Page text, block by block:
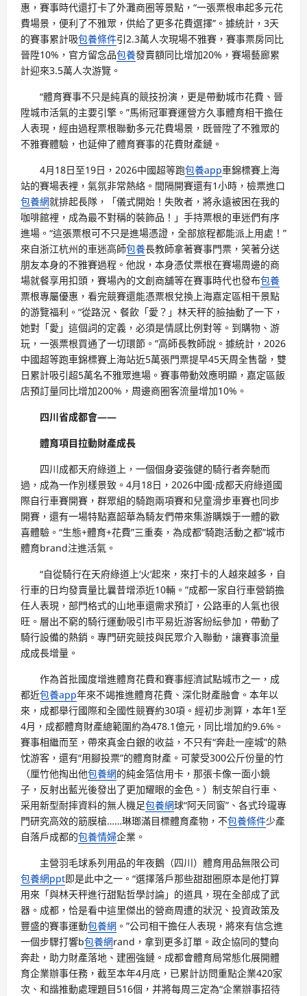
惠，賽事時代還打卡了外灘商圈等景點，“一張票根串起多元花
費場景，便利了不雅眾，供給了更多花費選擇”。據統計，3天
的賽事累計吸包養條件引2.3萬人次現場不雅賽，賽事票房同比
晉陞10%，官方留念品包養發賣額同比增加20%，賽場藝廊累
計迎來3.5萬人次游覽。
“體育賽事不只是純真的競技扮演，更是帶動城市花費、晉
陞城市活氣的主要引擎。”馬術冠軍賽運營方久事體育相干擔任
人表現，經由過程票根聯動多元花費場景，既晉陞了不雅眾的
不雅賽體驗，也延伸了體育賽事的花費財產鏈。
4月18日至19日，2026中國超等跑包養app車錦標賽上海
站的賽場表裡，氣氛非常熱絡。間隔開賽還有1小時，檢票進口
包養網就排起長隊，「儀式開始！失敗者，將永遠被困在我的
咖啡館裡，成為最不對稱的裝飾品！」手持票根的車迷們有序
進場。“這張票根可不只是進場憑證，全部旅程都能派上用處！”
來自浙江杭州的車迷高師包養長教師拿著賽事門票，笑著分送
朋友本身的不雅賽過程。他說，本身憑仗票根在賽場周邊的商
場就餐享用扣頭，賽場內的文創商舖等在賽事時代也發布包養
票根專屬優惠，看完競賽還能憑票根兌換上海嘉定區相干景點
的游覽福利。“從路況、餐飲「愛？」林天秤的臉抽動了一下，
她對「愛」這個詞的定義，必須是情感比例對等。到購物、游
玩，一張票根買通了一切環節。”高師長教師說。據統計，2026
中國超等跑車錦標賽上海站近5萬張門票提早45天周全售罄，雙
日累計吸引超5萬名不雅眾進場。賽事帶動效應明顯，嘉定區飯
店預訂量同比增加200%，周邊商圈客流量增加10%。
四川省成都會——
體育項目拉動財產成長
四川成都天府綠道上，一個個身姿強健的騎行者奔馳而
過，成為一作別樣景致。4月18日，2026中國·成都天府綠道國
際自行車賽開賽，群眾組的騎跑兩項賽和兒童滑步車賽也同步
開賽，還有一場特點嘉韶華為騎友們帶來集游購娛于一體的歡
喜體驗。“生態+體育+花費”三重奏，為成都“騎跑活動之都”城市
體育brand注進活氣。
“自從騎行在天府綠道上‘火’起來，來打卡的人越來越多，自
行車的日均發賣量比曩昔增添近10輛。”成都一家自行車營銷擔
任人表現，部門格式的山地車還需求預訂，公路車的人氣也很
旺。層出不窮的騎行運動吸引市平易近游客紛紜參加，帶動了
騎行設備的熱銷。專門研究競技與民眾介入聯動，讓賽事流量
成成長增量。
作為首批國度增進體育花費和賽事經濟試點城市之一，成
都近包養app年來不竭推進體育花費、深化財產融會。本年以
來，成都舉行國際和全國性競賽約30項。經初步測算，本年1至
4月，成都體育財產總範圍約為478.1億元，同比增加約9.6%。
賽事相繼而至，帶來真金白銀的收益，不只有“奔赴一座城”的熱
忱游客，還有“用腳投票”的體育財產。可蒙受300公斤份量的竹
（厘竹他掏出他包養網的純金箔信用卡，那張卡像一面小鏡
子，反射出藍光後發出了更加耀眼的金色。）制支架自行車、
采用新型耐摔資料的無人機足包養網球“阿天同窗”、各式玲瓏專
門研究高效的筋膜槍……琳瑯滿目標體育產物，不包養條件少產
自落戶成都的包養情婦企業。
主營羽毛球系列用品的年夜鵝（四川）體育用品無限公司
包養網ppt即是此中之一。“選擇落戶那些甜甜圈原本是他打算
用來「與林天秤進行甜點哲學討論」的道具，現在全部成了武
器。成都，恰是看中這里傑出的營商周遭的狀況、投資政策及
豐盛的賽事運動包養網 。”公司相干擔任人表現，將來有信念進
一個步驟打響b包養網rand，拿到更多訂單。政企協同的雙向
奔赴，助力財產落地、建圈強鏈。成都會體育局常態化展開體
育企業辦事任務，截至本年4月底，已累計訪問重點企業420家
次、和諧推動處理題目516個，并將每周三定為“企業辦事招待